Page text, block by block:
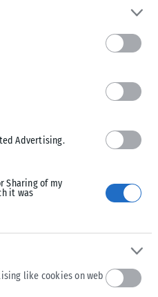
Advertising.
Sharing of my
it was
like cookies on web